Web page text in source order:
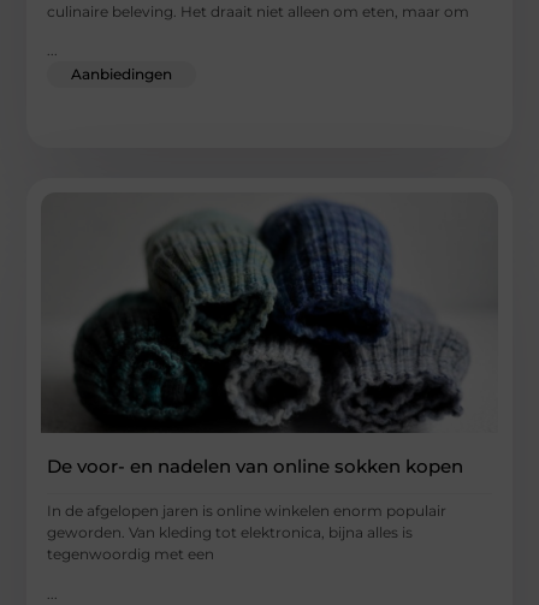
culinaire beleving. Het draait niet alleen om eten, maar om
...
Aanbiedingen
De voor- en nadelen van online sokken kopen
In de afgelopen jaren is online winkelen enorm populair
geworden. Van kleding tot elektronica, bijna alles is
tegenwoordig met een